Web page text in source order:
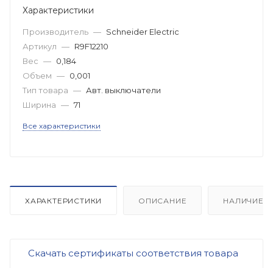
Характеристики
Производитель — Schneider Electric
Артикул — R9F12210
Вес — 0,184
Объем — 0,001
Тип товара — Авт. выключатели
Ширина — 71
Все характеристики
ХАРАКТЕРИСТИКИ ОПИСАНИЕ НАЛИЧИЕ
Скачать сертификаты соответствия товара